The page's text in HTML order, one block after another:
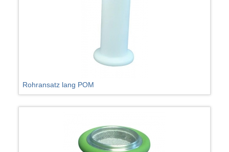
Rohransatz lang POM